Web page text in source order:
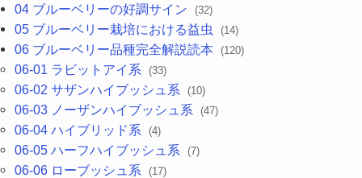
04 ブルーベリーの好調サイン (32)
05 ブルーベリー栽培における益虫 (14)
06 ブルーベリー品種完全解説読本 (120)
06-01 ラビットアイ系 (33)
06-02 サザンハイブッシュ系 (10)
06-03 ノーザンハイブッシュ系 (47)
06-04 ハイブリッド系 (4)
06-05 ハーフハイブッシュ系 (7)
06-06 ローブッシュ系 (17)